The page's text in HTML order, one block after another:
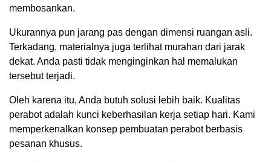
membosankan.
Ukurannya pun jarang pas dengan dimensi ruangan asli.
Terkadang, materialnya juga terlihat murahan dari jarak
dekat. Anda pasti tidak menginginkan hal memalukan
tersebut terjadi.
Oleh karena itu, Anda butuh solusi lebih baik. Kualitas
perabot adalah kunci keberhasilan kerja setiap hari. Kami
memperkenalkan konsep pembuatan perabot berbasis
pesanan khusus.